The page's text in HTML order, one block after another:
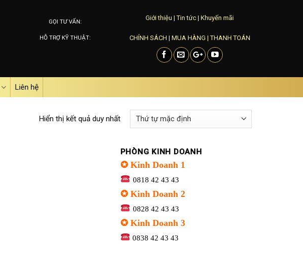
GỌI TƯ VẤN:
HỖ TRỢ KỸ THUẬT:
Giới thiệu |Tin tức | Khuyến mãi
CHÍNH SÁCH | MUA HÀNG |THANH TOÁN
Liên hệ
Hiển thị kết quả duy nhất
PHÒNG KINH DOANH
✪ Kinh Doanh 1
0818 42 43 43
✪ Kinh Doanh 2
0828 42 43 43
✪ Kinh Doanh 3
0838 42 43 43